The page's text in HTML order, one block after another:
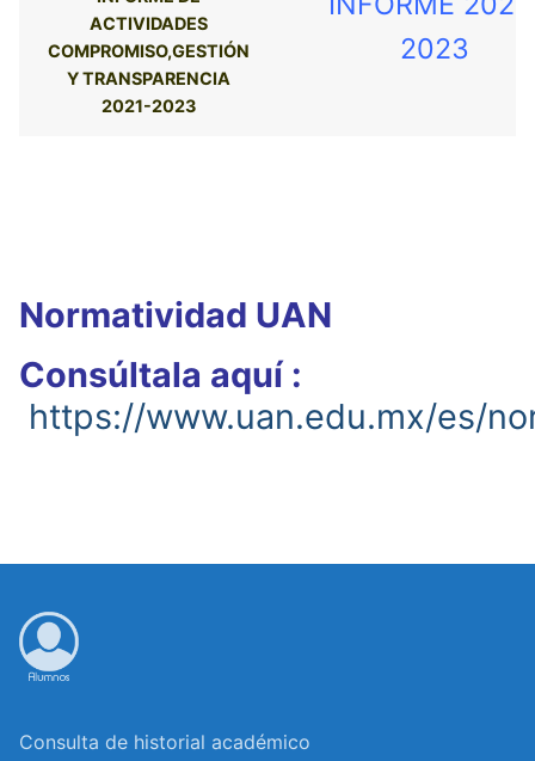
ACTIVIDADES
COMPROMISO,GESTIÓN
Y TRANSPARENCIA
2021-2023
2023
Normatividad UAN
Consúltala aquí :
https://www.uan.edu.mx/es/
Consulta de historial académico